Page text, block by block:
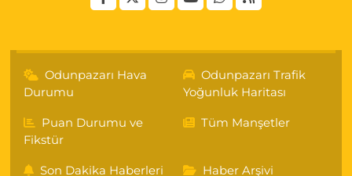
Odunpazarı Hava
Durumu
Odunpazarı Trafik
Yoğunluk Haritası
Puan Durumu ve
Fikstür
Tüm Manşetler
Son Dakika Haberleri Haber Arşivi